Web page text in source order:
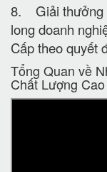
8. Giải thưởng
long doanh
Cấp theo quyết
Tổng Quan về
Chất Lượng Cao